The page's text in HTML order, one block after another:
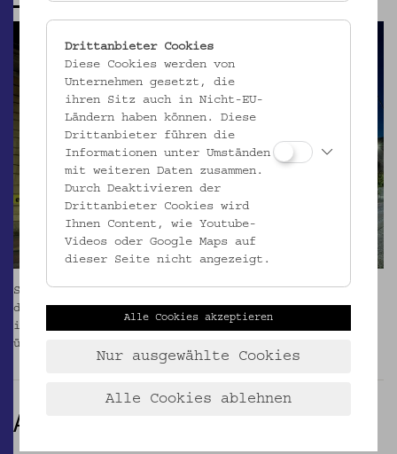
Seit Jänner 2025 wird das Gartenpalais Schönborn in
der Laudongasse saniert. Wir sind mit unseren Büros
in den Pavillon 1 am
Otto Wagner Areal (OWA)
übersiedelt.
AUSSERDEM
Drittanbieter Cookies
Diese Cookies werden von
Unternehmen gesetzt, die
ihren Sitz auch in Nicht-EU-
Ländern haben können. Diese
Drittanbieter führen die
Informationen unter Umständen
mit weiteren Daten zusammen.
Durch Deaktivieren der
Drittanbieter Cookies wird
Ihnen Content, wie Youtube-
Videos oder Google Maps auf
dieser Seite nicht angezeigt.
Alle Cookies akzeptieren
Nur ausgewählte Cookies
Alle Cookies ablehnen